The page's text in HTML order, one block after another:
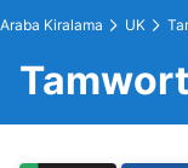
Araba Kiralama UK